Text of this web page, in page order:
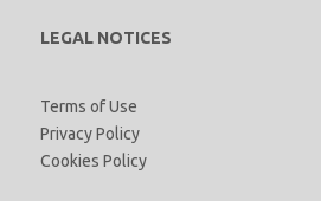
LEGAL NOTICES
Terms of Use
Privacy Policy
Cookies Policy